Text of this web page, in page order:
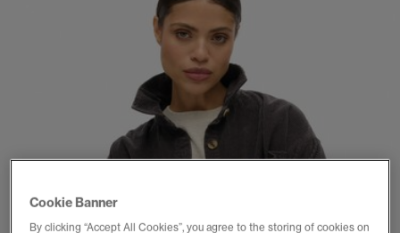
Cookie Banner
By clicking “Accept All Cookies”, you agree to the storing of cookies on